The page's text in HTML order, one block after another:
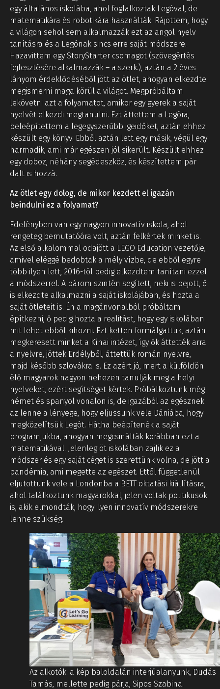
egy általános iskolába, ahol foglalkoztak Legóval, de
matematikára és robotikára használták. Rájöttem, hogy
a világon sehol sem alkalmazzák ezt az angol nyelv
tanításra és a Legónak sincs erre saját módszere.
Hazavittem egy StoryStarter csomagot (szövegértés
fejlesztésére alkalmazzák – a szerk.), aztán a 2 éves
lányom érdeklődéséből jött az ötlet, ahogyan elkezdte
megismerni maga körül a világot. Megpróbáltam
lekövetni azt a folyamatot, amikor egy gyerek a saját
nyelvét elkezdi megtanulni. Ezt áttettem a Legóra,
beleépítettem a legegyszerűbb igeidőket, aztán ehhez
készült egy könyv. Ebből aztán lett egy másik, végül egy
harmadik, ami már egészen jól sikerült. Készült ehhez
egy doboz, néhány segédeszköz, és készítettem pár
dalt is hozzá.
Az ötlet egy dolog, de mikor kezdett el igazán
beindulni ez a folyamat?
Edelényben van egy nagyon innovatív iskola, ahol
rengeteg bemutatóóra volt, aztán felkértek minket is.
Az első alkalommal odajött a LEGO Education vezetője,
amivel eléggé bedobtak a mély vízbe, de ebből egyre
több ilyen lett, 2016-tól pedig elkezdtem tanítani ezzel
a módszerrel. A párom szintén segített, neki is bejött, ő
is elkezdte alkalmazni a saját iskolájában, és hozta a
saját ötleteit is. Én a magánvonalból próbáltam
építkezni, ő pedig hozta a realitást, hogy egy iskolában
mit lehet ebből kihozni. Ezt ketten formálgattuk, aztán
megkeresett minket a Kínai intézet, így ők áttették arra
a nyelvre, jöttek Erdélyből, áttettük román nyelvre,
majd később szlovákra is. Ez azért jó, mert a külföldön
élő magyarok nagyon nehezen tanulják meg a helyi
nyelveket, ezért segítséget kértek. Próbálkoztunk még
német és spanyol vonalon is, de igazából az egésznek
az lenne a lényege, hogy eljussunk vele Dániába, hogy
megközelítsük Legót. Hátha beépítenék a saját
programjukba, ahogyan megcsinálták korábban ezt a
matematikával. Jelenleg öt iskolában zajlik ez a
módszer és egy saját céget is szerettünk volna, de jött a
pandémia, ami megette az egészet. Ettől függetlenül
eljutottunk vele a Londonba a BETT oktatási kiállításra,
ahol találkoztunk magyarokkal, jelen voltak politikusok
is, akik elmondták, hogy ilyen innovatív módszerekre
lenne szükség.
Az alkotók: a kép baloldalán interjúalanyunk, Dudás
Tamás, mellette pedig párja, Sipos Szabina.